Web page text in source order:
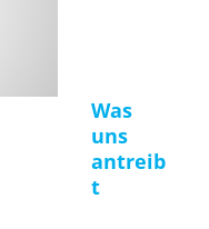
Was
uns
antreib
t